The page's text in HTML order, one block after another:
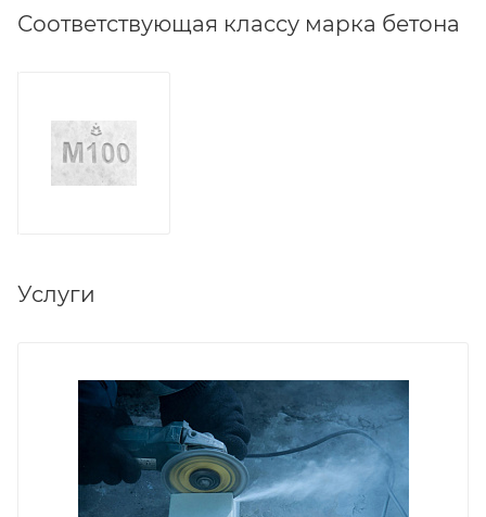
Соответствующая классу марка бетона
Услуги